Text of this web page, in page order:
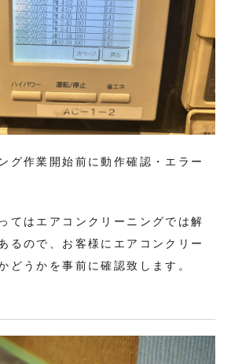
グ作業開始前に動作確認・エラー
てはエアコンクリーニングでは解
るので、お客様にエアコンクリー
どうかを事前に確認致します。